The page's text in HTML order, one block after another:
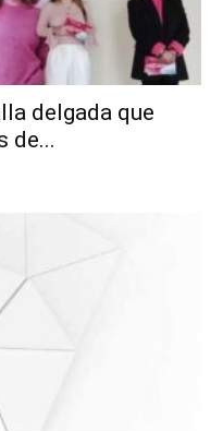
delgada que
de...